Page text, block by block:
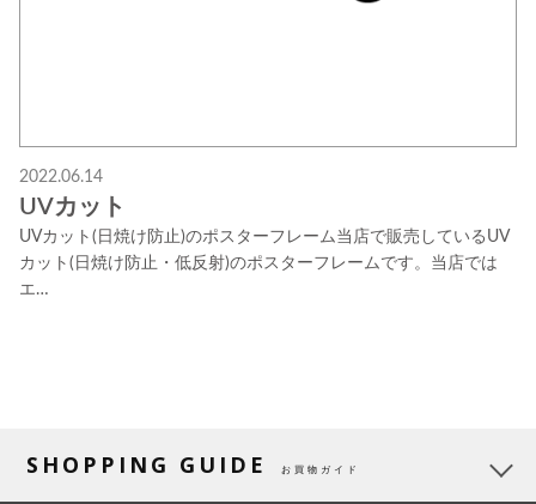
2022.06.14
UVカット
UVカット(日焼け防止)のポスターフレーム当店で販売しているUV
カット(日焼け防止・低反射)のポスターフレームです。当店では
エ…
SHOPPING GUIDE お買物ガイド